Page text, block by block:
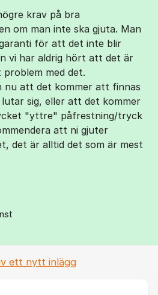
krav på bra
om man inte ska gjuta. Man
för att det inte blir
vi har aldrig hört att det är
med det.
nu att det kommer att finnas
sig, eller att det kommer
"yttre" påfrestning/tryck
att ni gjuter
det är alltid det som är mest
ett nytt inlägg